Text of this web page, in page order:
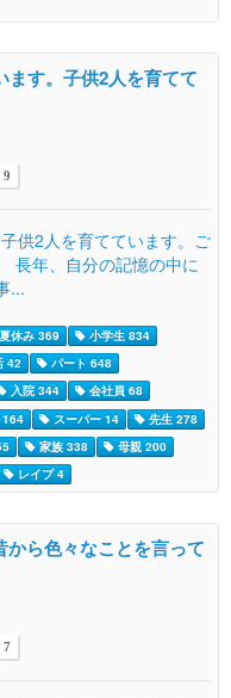
ます。子供2人を育てて
9
供2人を育てています。ご
長年、自分の記憶の中に
...
夏休み 369
小学生 834
42
パート 648
入院 344
会社員 68
164 スーパー 14
先生 278
家族 338
母親 200
レイプ 4
ら色々なことを言って
7